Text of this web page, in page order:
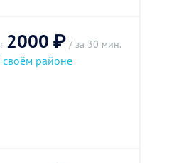
2000 ₽ / за 30 мин.
своём районе